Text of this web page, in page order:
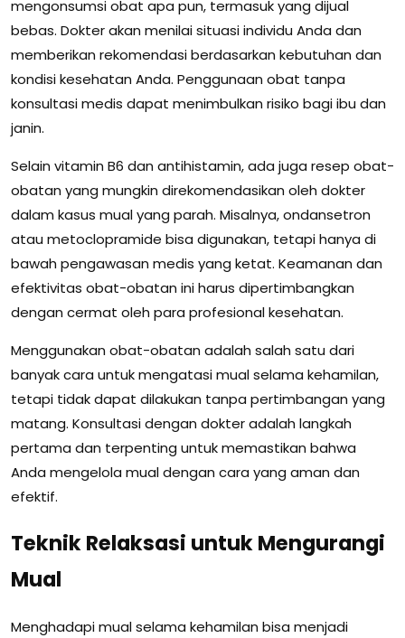
mengonsumsi obat apa pun, termasuk yang dijual
bebas. Dokter akan menilai situasi individu Anda dan
memberikan rekomendasi berdasarkan kebutuhan dan
kondisi kesehatan Anda. Penggunaan obat tanpa
konsultasi medis dapat menimbulkan risiko bagi ibu dan
janin.
Selain vitamin B6 dan antihistamin, ada juga resep obat-
obatan yang mungkin direkomendasikan oleh dokter
dalam kasus mual yang parah. Misalnya, ondansetron
atau metoclopramide bisa digunakan, tetapi hanya di
bawah pengawasan medis yang ketat. Keamanan dan
efektivitas obat-obatan ini harus dipertimbangkan
dengan cermat oleh para profesional kesehatan.
Menggunakan obat-obatan adalah salah satu dari
banyak cara untuk mengatasi mual selama kehamilan,
tetapi tidak dapat dilakukan tanpa pertimbangan yang
matang. Konsultasi dengan dokter adalah langkah
pertama dan terpenting untuk memastikan bahwa
Anda mengelola mual dengan cara yang aman dan
efektif.
Teknik Relaksasi untuk Mengurangi
Mual
Menghadapi mual selama kehamilan bisa menjadi